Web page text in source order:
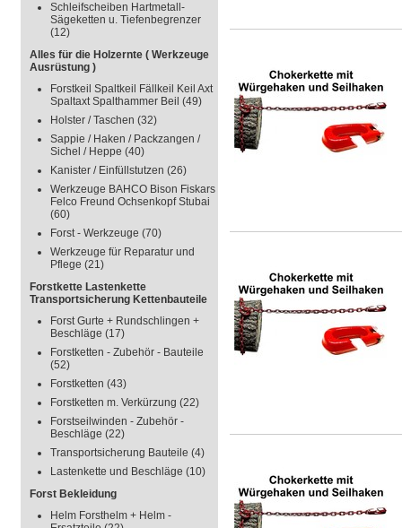
Schleifscheiben Hartmetall-
Sägeketten u. Tiefenbegrenzer
(12)
Alles für die Holzernte ( Werkzeuge
Ausrüstung )
Forstkeil Spaltkeil Fällkeil Keil Axt
Spaltaxt Spalthammer Beil (49)
Holster / Taschen (32)
Sappie / Haken / Packzangen /
Sichel / Heppe (40)
Kanister / Einfüllstutzen (26)
Werkzeuge BAHCO Bison Fiskars
Felco Freund Ochsenkopf Stubai
(60)
Forst - Werkzeuge (70)
Werkzeuge für Reparatur und
Pflege (21)
Forstkette Lastenkette
Transportsicherung Kettenbauteile
Forst Gurte + Rundschlingen +
Beschläge (17)
Forstketten - Zubehör - Bauteile
(52)
Forstketten (43)
Forstketten m. Verkürzung (22)
Forstseilwinden - Zubehör -
Beschläge (22)
Transportsicherung Bauteile (4)
Lastenkette und Beschläge (10)
Forst Bekleidung
Helm Forsthelm + Helm -